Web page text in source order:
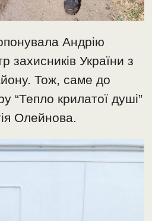
Андрію
захисників України з
Тож, саме до
“Тепло крилатої душі”
Олейнова.